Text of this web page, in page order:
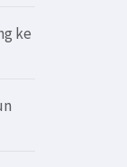
ke